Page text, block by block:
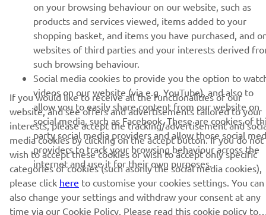
ПІДПИШІТЬСЯ
Ознайомтеся з нашою Політикою конфіденційності, щоб
дізнатися, як ми обробляємо ваші персональні дані:Політика
конфіденційності
Ukraine (Ukrainian)
© Copyright - 2026 Yamaha Motor Europe N.V. - All Rights
on your browsing behaviour on our website, such as
products and services viewed, items added to your
shopping basket, and items you have purchased, and
websites of third parties and your interests derived
such browsing behaviour.
Social media cookies to provide you the option to
videos on our website (via e.g. YouTube), and also to
allow you to easily share content from our website on
social media, such as Facebook. These are cookies of
party social media providers and allow those social
providers to track your browsing behaviour across the
internet and use it for their own purposes.
If you would like to receive all the functionalities of our
website, and see offers and advertisements tailored to your
interests, please accept the tracking/advertisement and
media cookies by clicking on the accept button. If you do not
wish to accept these cookies or wish to accept only specific
categories of cookies (such asonly the social media cookies),
please click here to customise your cookies settings. You can
also change your settings and withdraw your consent at any
time via our Cookie Policy. Please read this cookie policy to